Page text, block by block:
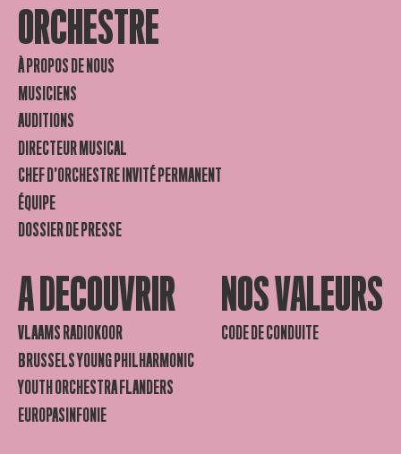
ORCHESTRE
À PROPOS DE NOUS
MUSICIENS
AUDITIONS
DIRECTEUR MUSICAL
CHEF D’ORCHESTRE INVITÉ PERMANENT
ÉQUIPE
DOSSIER DE PRESSE
A DECOUVRIR
VLAAMS RADIOKOOR
BRUSSELS YOUNG PHILHARMONIC
YOUTH ORCHESTRA FLANDERS
EUROPASINFONIE
NOS VALEURS
CODE DE CONDUITE